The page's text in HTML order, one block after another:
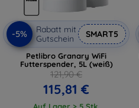
-5%
Rabatt mit
Gutschein
SMART5
Petlibro Granary WiFi
Futterspender, 5L (weiß)
121,90 €
115,81 €